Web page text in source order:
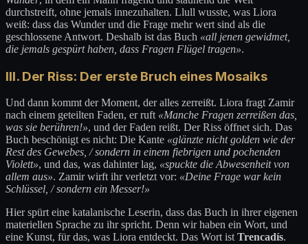
durchstreift, ohne jemals innezuhalten. Llull wusste, was Liora
weiß: dass das Wunder und die Frage mehr wert sind als die
geschlossene Antwort. Deshalb ist das Buch «all jenen gewidmet,
die jemals gespürt haben, dass Fragen Flügel tragen».
III. Der Riss: Der erste Bruch eines Mosaiks
Und dann kommt der Moment, der alles zerreißt. Liora fragt Zamir
nach einem geteilten Faden, er ruft «Manche Fragen zerreißen das,
was sie berühren!», und der Faden reißt. Der Riss öffnet sich. Das
Buch beschönigt es nicht: Die Kante «glänzte nicht golden wie der
Rest des Gewebes, / sondern in einem fiebrigen und pochenden
Violett», und das, was dahinter lag, «spuckte die Abwesenheit von
allem aus». Zamir wirft ihr verletzt vor: «Deine Frage war kein
Schlüssel, / sondern ein Messer!»
Hier spürt eine katalanische Leserin, dass das Buch in ihrer eigenen
materiellen Sprache zu ihr spricht. Denn wir haben ein Wort, und
eine Kunst, für das, was Liora entdeckt. Das Wort istTrencadís.